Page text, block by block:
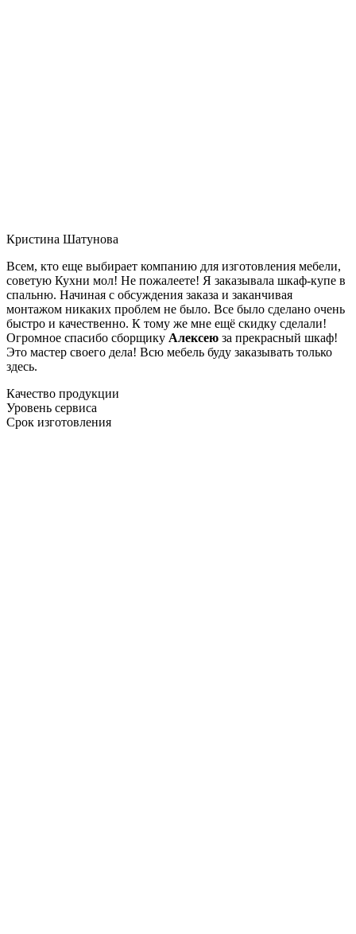
Кристина Шатунова
Всем, кто еще выбирает компанию для изготовления мебели,
советую Кухни мол! Не пожалеете! Я заказывала шкаф-купе в
спальню. Начиная с обсуждения заказа и заканчивая
монтажом никаких проблем не было. Все было сделано очень
быстро и качественно. К тому же мне ещё скидку сделали!
Огромное спасибо сборщику Алексею за прекрасный шкаф!
Это мастер своего дела! Всю мебель буду заказывать только
здесь.
Качество продукции
Уровень сервиса
Срок изготовления